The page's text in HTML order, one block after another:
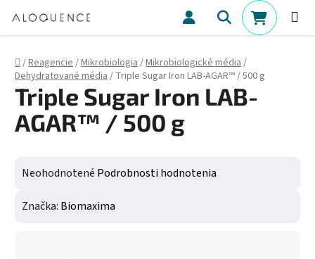
Hľadať
Domov
/Reagencie/Mikrobiologia/Mikrobiologické média/
Dehydratované média/ Triple Sugar Iron LAB-AGAR™ / 500 g
Triple Sugar Iron LAB-
AGAR™ / 500 g
Priemerné hodnotenie produktu je 0,0 z 5 hviezdičiek.
Neohodnotené Podrobnosti hodnotenia
Značka: Biomaxima